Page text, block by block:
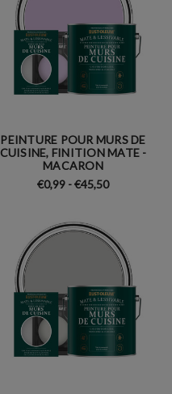
PEINTURE POUR MURS DE
CUISINE, FINITION MATE -
MACARON
€0,99 - €45,50